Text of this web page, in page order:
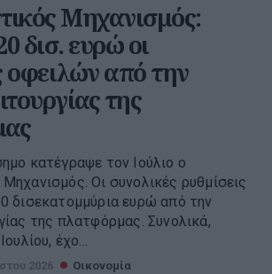
Μηχανισμός:
δισ. ευρώ οι
οφειλών από την
της
κατέγραψε τον Ιούλιο ο
Οι συνολικές ρυθμίσεις
δισεκατομμύρια ευρώ από την
της πλατφόρμας. Συνολικά,
έχο...
2026 Οικονομία